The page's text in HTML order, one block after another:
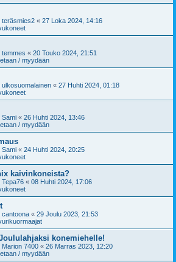
teräsmies2 « 27 Loka 2024, 14:16
temmes « 20 Touko 2024, 21:51
/ myydään
ulkosuomalainen « 27 Huhti 2024, 01:18
Sami « 26 Huhti 2024, 13:46
/ myydään
Sami « 24 Huhti 2024, 20:25
kaivinkoneista?
Tepa76 « 08 Huhti 2024, 17:06
cantoona « 29 Joulu 2023, 21:53
konemiehelle!
Marion 7400 « 26 Marras 2023, 12:20
/ myydään